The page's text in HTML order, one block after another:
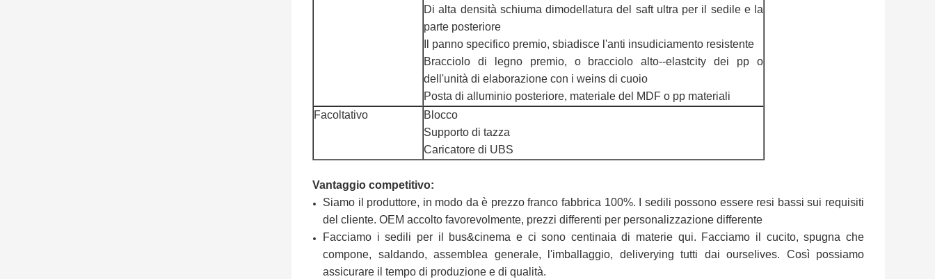
Di alta densità schiuma dimodellatura del saft ultra per il sedile e la
parte posteriore
Il panno specifico premio, sbiadisce l'anti insudiciamento resistente
Bracciolo di legno premio, o bracciolo alto--elastcity dei pp o
dell'unità di elaborazione con i weins di cuoio
Posta di alluminio posteriore, materiale del MDF o pp materiali
Facoltativo
Blocco
Supporto di tazza
Caricatore di UBS
Vantaggio competitivo:
Siamo il produttore, in modo da è prezzo franco fabbrica 100%. I sedili possono essere resi bassi sui requisiti
del cliente. OEM accolto favorevolmente, prezzi differenti per personalizzazione differente
Facciamo i sedili per il bus&cinema e ci sono centinaia di materie qui. Facciamo il cucito, spugna che
compone, saldando, assemblea generale, l'imballaggio, deliverying tutti dai ourselives. Così possiamo
assicurare il tempo di produzione e di qualità.